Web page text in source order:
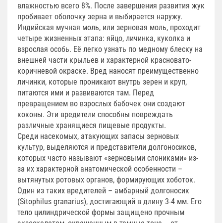
влажностью всего 8%. После завершения развития жук
пробивает оболочку зерна и выбирается наружу.
Индийская мучная моль, или зерновая моль, проходит
четыре жизненных этапа: яйцо, личинка, куколка и
взрослая особь. Её легко узнать по медному блеску на
внешней части крыльев и характерной красновато-
коричневой окраске. Вред наносят преимущественно
личинки, которые проникают внутрь зерен и круп,
питаются ими и развиваются там. Перед
превращением во взрослых бабочек они создают
коконы. Эти вредители способны повреждать
различные хранящиеся пищевые продукты.
Среди насекомых, атакующих запасы зерновых
культур, выделяются и представители долгоносиков,
которых часто называют «зерновыми слониками» из-
за их характерной анатомической особенности –
вытянутых ротовых органов, формирующих хоботок.
Один из таких вредителей – амбарный долгоносик
(Sitophilus granarius), достигающий в длину 3-4 мм. Его
тело цилиндрической формы защищено прочным